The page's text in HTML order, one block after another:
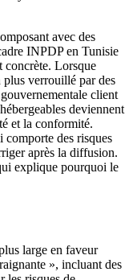
avec des
INPDP en Tunisie
concrète. Lorsque
plus verrouillé par des
client
deviennent
et la conformité.
des risques
après la diffusion.
explique pourquoi le
large en faveur
», incluant des